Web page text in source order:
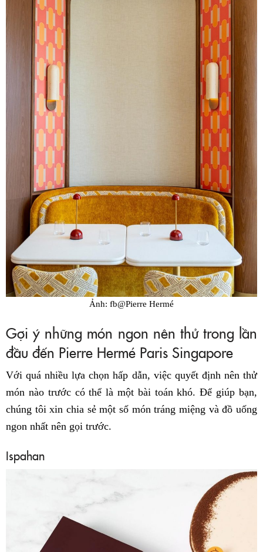
Ảnh: fb@Pierre Hermé
Gợi ý những món ngon nên thử trong lần
đầu đến Pierre Hermé Paris Singapore
Với quá nhiều lựa chọn hấp dẫn, việc quyết định nên thử
món nào trước có thể là một bài toán khó. Để giúp bạn,
chúng tôi xin chia sẻ một số món tráng miệng và đồ uống
ngon nhất nên gọi trước.
Ispahan